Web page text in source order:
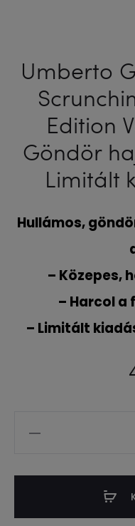
Umberto
Edition
Göndör
Limitált
Hullámos,
– Közepes,
– Harcol a
– Limitált